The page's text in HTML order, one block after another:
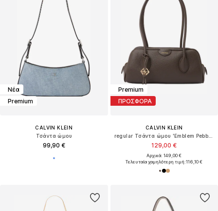
Νέα
Premium
CALVIN KLEIN
Τσάντα ώμου
99,90 €
Premium
ΠΡΟΣΦΟΡΑ
CALVIN KLEIN
regular Τσάντα ώμου 'Emblem Pebble Grain Extended Side Shoulder'
129,00 €
Αρχικά: 149,00 €
Τελευταία χαμηλότερη τιμή:116,10 €